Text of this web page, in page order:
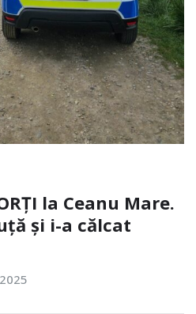
la Ceanu Mare.
și i-a călcat